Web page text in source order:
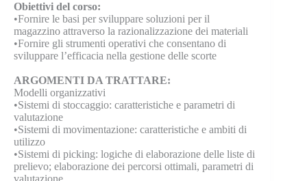
Obiettivi del corso:
•Fornire le basi per sviluppare soluzioni per il
magazzino attraverso la razionalizzazione dei materiali
•Fornire gli strumenti operativi che consentano di
sviluppare l’efficacia nella gestione delle scorte
ARGOMENTI DA TRATTARE:
Modelli organizzativi
•Sistemi di stoccaggio: caratteristiche e parametri di
valutazione
•Sistemi di movimentazione: caratteristiche e ambiti di
utilizzo
•Sistemi di picking: logiche di elaborazione delle liste di
prelievo; elaborazione dei percorsi ottimali, parametri di
valutazione